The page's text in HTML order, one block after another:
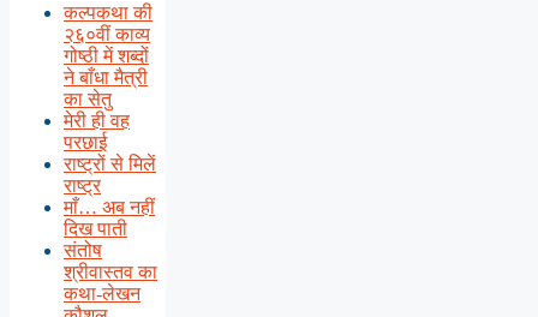
कल्पकथा की
२६०वीं काव्य
गोष्ठी में शब्दों
ने बाँधा मैत्री
का सेतु
मेरी ही वह
परछाई
राष्ट्रों से मिलें
राष्ट्र
माँ… अब नहीं
दिख पाती
संतोष
श्रीवास्तव का
कथा-लेखन